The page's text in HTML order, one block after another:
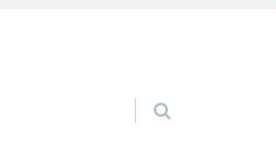
Pular para o conteúdo